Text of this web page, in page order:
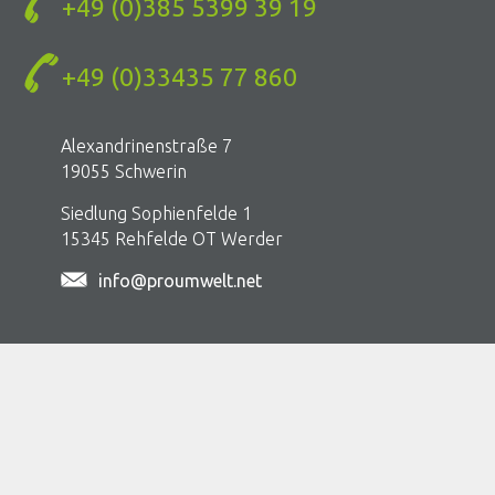
sredinem , i štetnih materija u zatvorenim prostorima
Koperaciona platforma SEE You
Kontakt
SRB
EN
+49 (0)385 5399 39 19
+49 (0)33435 77 860
Alexandrinenstraße 7
19055 Schwerin
Siedlung Sophienfelde 1
15345 Rehfelde OT Werder
info@proumwelt.net